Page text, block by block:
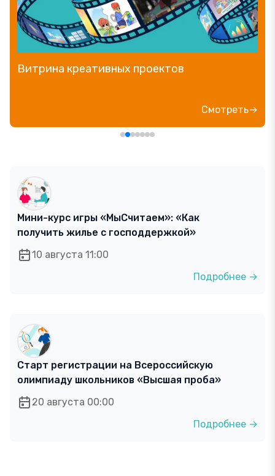
Прямой эфир «Мошенник VS Финансовый
Посмотреть→
Мини-курс игры «МыСчитаем»: «Как
получить жилье с господдержкой»
10 августа 11:00
Подробнее →
Старт регистрации на Всероссийскую
олимпиаду школьников «Высшая проба»
20 августа 00:00
Подробнее →